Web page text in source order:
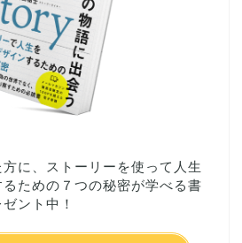
に、ストーリーを使って人生
ための７つの秘密が学べる書
ント中！